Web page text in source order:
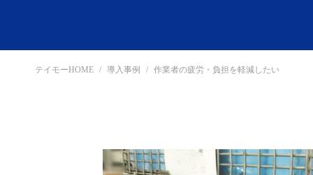
テイモーHOME 導入事例 作業者の疲労・負担を軽減したい